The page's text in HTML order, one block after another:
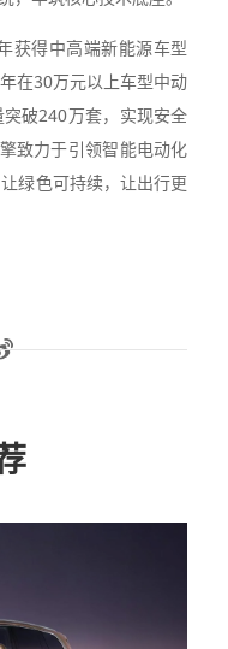
获得中高端新能源车型
在30万元以上车型中动
破240万套，实现安全
致力于引领智能电动化
绿色可持续，让出行更